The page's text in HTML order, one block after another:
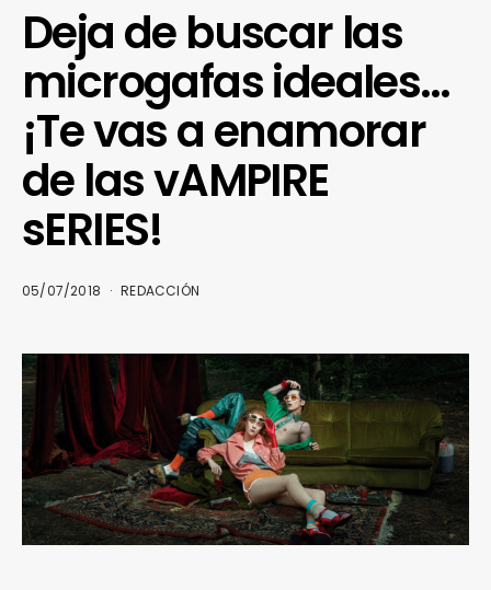
Deja de buscar las
microgafas ideales…
¡Te vas a enamorar
de las vAMPIRE
sERIES!
05/07/2018 REDACCIÓN